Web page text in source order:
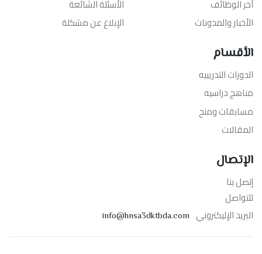
آخر الوظائف
الأخبار والمدونات
الأسئلة الشائعة
الإبلاغ عن مشكلة
الأقسام
الدورات التدريبيه
مناهج دراسيه
مسابقات ومنح
المقالات
الإتصال
إتصل بنا
للتواصل
البريد الإليكتروني info@hnsa3dktbda.com